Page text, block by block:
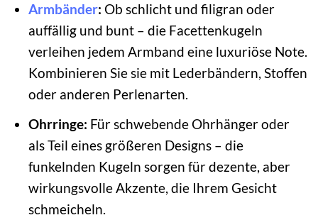
Armbänder: Ob schlicht und filigran oder
auffällig und bunt – die Facettenkugeln
verleihen jedem Armband eine luxuriöse Note.
Kombinieren Sie sie mit Lederbändern, Stoffen
oder anderen Perlenarten.
Ohrringe: Für schwebende Ohrhänger oder
als Teil eines größeren Designs – die
funkelnden Kugeln sorgen für dezente, aber
wirkungsvolle Akzente, die Ihrem Gesicht
schmeicheln.